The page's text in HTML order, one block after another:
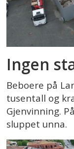
Ingen
Beboere på
tusentall og
Gjenvinning.
sluppet unna.